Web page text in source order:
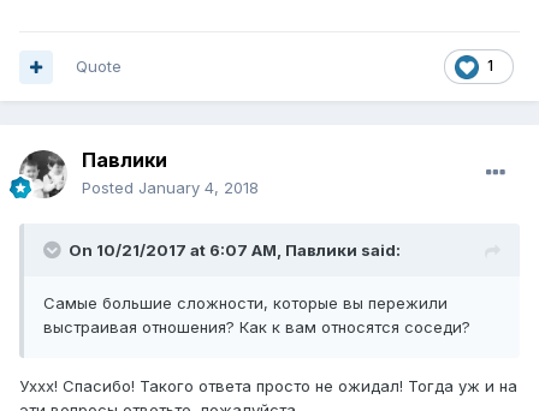
1
Quote
Павлики
Posted January 4, 2018
On 10/21/2017 at 6:07 AM, Павлики said:
Самые большие сложности, которые вы пережили
выстраивая отношения? Как к вам относятся соседи?
Уххх! Спасибо! Такого ответа просто не ожидал! Тогда уж и на